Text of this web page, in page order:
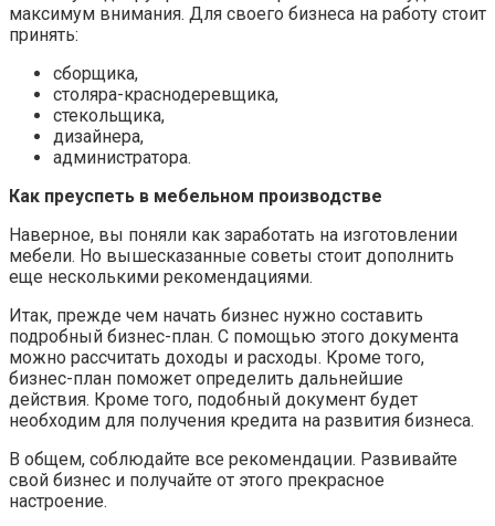
максимум внимания. Для своего бизнеса на работу стоит
принять:
сборщика,
столяра-краснодеревщика,
стекольщика,
дизайнера,
администратора.
Как преуспеть в мебельном производстве
Наверное, вы поняли как заработать на изготовлении
мебели. Но вышесказанные советы стоит дополнить
еще несколькими рекомендациями.
Итак, прежде чем начать бизнес нужно составить
подробный бизнес-план. С помощью этого документа
можно рассчитать доходы и расходы. Кроме того,
бизнес-план поможет определить дальнейшие
действия. Кроме того, подобный документ будет
необходим для получения кредита на развития бизнеса.
В общем, соблюдайте все рекомендации. Развивайте
свой бизнес и получайте от этого прекрасное
настроение.